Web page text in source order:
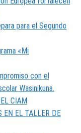
para el Segundo
«Mi
con el
Wasinikuna.
CIAM
EN EL TALLER DE